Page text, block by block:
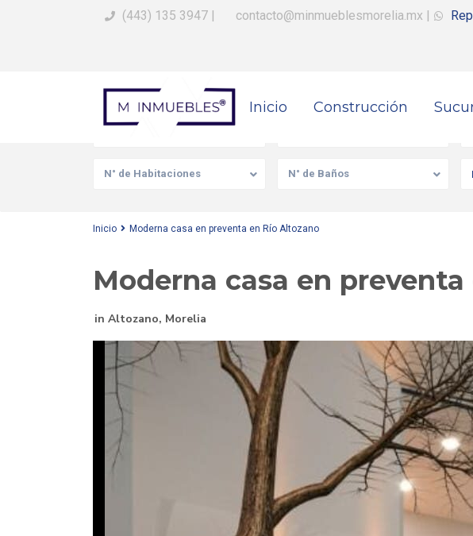
(443) 135 3947 | contacto@minmueblesmorelia.mx |
Inicio Construcción
Busca Tu Propiedad
N° de Habitaciones N° de Baños
Inicio Moderna casa en preventa en Río Altozano
Moderna casa en
in Altozano, Morelia